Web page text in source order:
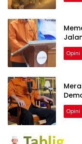
Opini
Opini